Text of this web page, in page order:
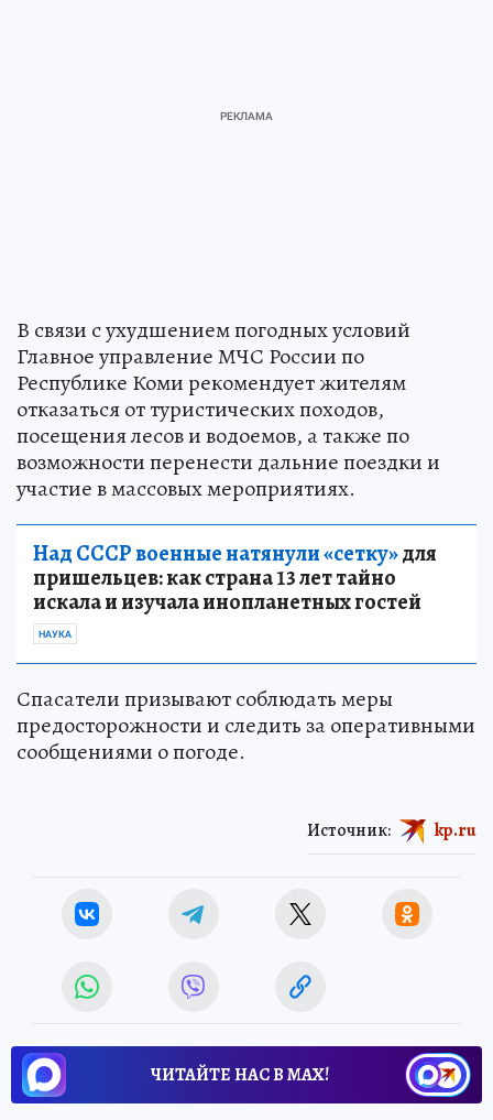
В связи с ухудшением погодных условий
Главное управление МЧС России по
Республике Коми рекомендует жителям
отказаться от туристических походов,
посещения лесов и водоемов, а также по
возможности перенести дальние поездки и
участие в массовых мероприятиях.
Над СССР военные натянули «сетку»для
пришельцев: как страна 13 лет тайно
искала и изучала инопланетных гостей
НАУКА
Спасатели призывают соблюдать меры
предосторожности и следить за оперативными
сообщениями о погоде.
Источник: kp.ru
ЧИТАЙТЕ НАС В МАХ!